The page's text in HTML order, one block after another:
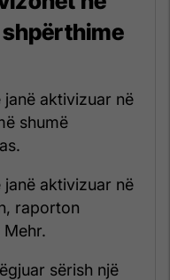
aktivizuar në
shumë
aktivizuar në
raporton
sërish një